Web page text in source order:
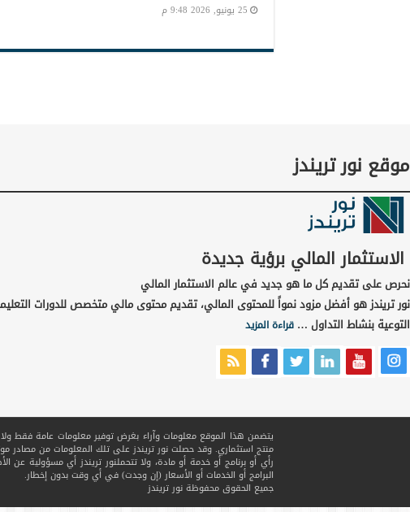
25 يونيو, 2026 9:48 م
موقع نور تريندز
الاستثمار المالي برؤية جديدة
نحرص على تقديم كل ما هو جديد في عالم الاستثمار المالي
نور تريندز هو أفضل مزود نمواً للمحتوى المالي، تقديم محتوى مالي متخصص للدورات
التوعية بنشاط التداول … قراءة المزيد
يتضمن هذا الموقع معلومات وآراء بغرض توفير معلومات عامة فقط ولا
منتج استثماري. وقد حصلت نور تريندز على تلك المعلومات من
رأي أو برنامج أو خدمة أو مادة، ولا تتحملنور تريندز أي مسؤولية عن
البرامج أو الخدمات أو الأسعار (إن وجدت) في أي وقت بدون إخطار.
جميع الحقوق محفوظةنور تريندز